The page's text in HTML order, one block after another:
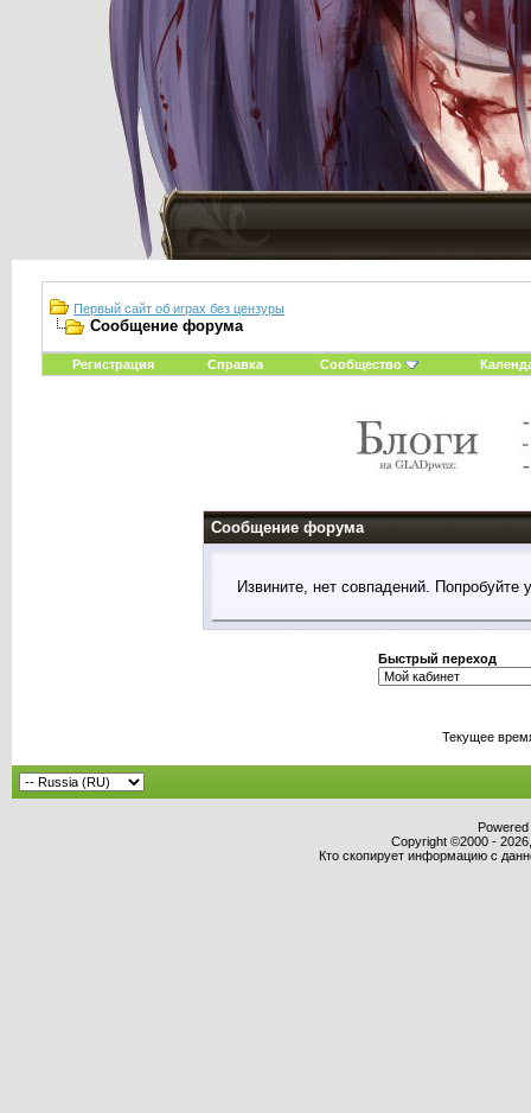
Первый сайт об играх без цензуры
Сообщение форума
Регистрация Справка Сообщество
Сообщение форума
Извините, нет совпадений. Попробуйте
Быстрый переход
Текущее
Copyright ©2000 -
Кто скопирует информацию с